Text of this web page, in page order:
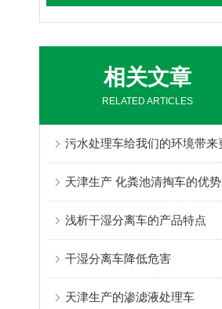
相关文章
RELATED ARTICLES
天津生产 化粪池清掏车的优势
浅析干湿分离车的产品特点
干湿分离车降低危害
天津生产的渗滤液处理车